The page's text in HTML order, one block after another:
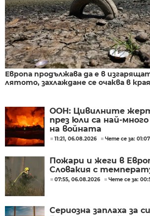
Европа продължава да е в
лятото, захлаждане се очаква в
ООН: Цивилните
през юли са най-
на войната
11:21, 06.08.2026 Чете се за:
Пожари и жеги в
Словакия с
07:55, 06.08.2026 Чете се за:
Сериозна заплаха за